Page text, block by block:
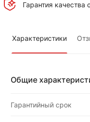
Гарантия качества
Характеристики
Общие
Гарантийный срок